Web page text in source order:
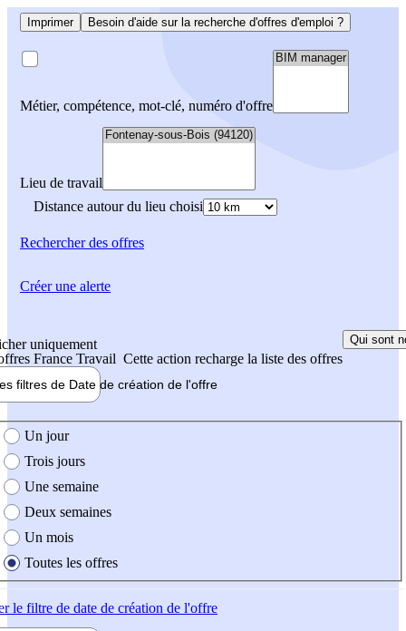
Imprimer Besoin d'aide sur la recherche d'offres d'emploi ?
Métier, compétence, mot-clé, numéro d'offre
Lieu de travail
Distance autour du lieu choisi
Rechercherdes offres
uniquement
France Travail Cette action recharge la liste des offres
Qui sont
filtres de Date de création de l'offre
création de l'offre
Un jour
Trois jours
Une semaine
Deux semaines
Un mois
Toutes les offres
le filtre de date de création de l'offre
Créer une alerte